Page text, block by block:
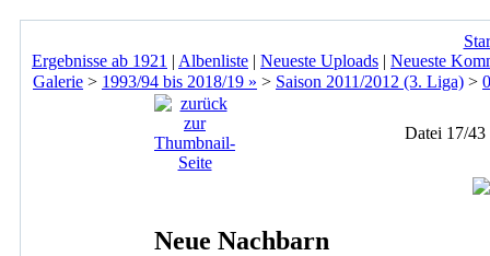
Ergebnisse ab 1921 | Albenliste | Neueste Uploads | Neueste
Galerie > 1993/94 bis 2018/19 » > Saison 2011/2012 (3. Liga) >
Datei 17/43
Neue Nachbarn